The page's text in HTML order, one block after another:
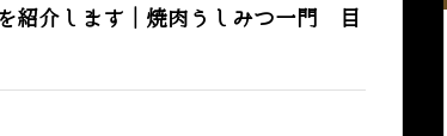
紹介します｜焼肉うしみつ一門 目